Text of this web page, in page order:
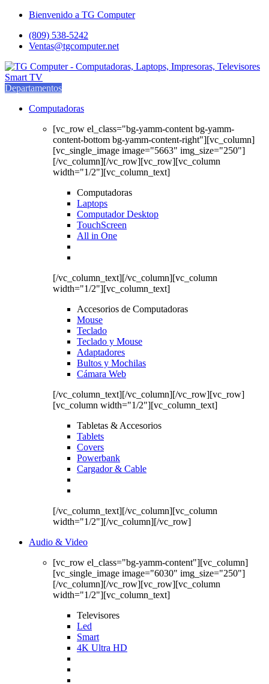
Saltar
navegación
saltar
contenido
Bienvenido a TG Computer
(809) 538-5242
Ventas@tgcomputer.net
Departamentos
Computadoras
[vc_row el_class="bg-yamm-content bg-yamm-
content-bottom bg-yamm-content-right"][vc_column]
[vc_single_image image="5663" img_size="250"]
[/vc_column][/vc_row][vc_row][vc_column
width="1/2"][vc_column_text]
Computadoras
Laptops
Computador Desktop
TouchScreen
All in One
[/vc_column_text][/vc_column][vc_column
width="1/2"][vc_column_text]
Accesorios de Computadoras
Mouse
Teclado
Teclado y Mouse
Adaptadores
Bultos y Mochilas
Cámara Web
[/vc_column_text][/vc_column][/vc_row][vc_row]
[vc_column width="1/2"][vc_column_text]
Tabletas & Accesorios
Tablets
Covers
Powerbank
Cargador & Cable
[/vc_column_text][/vc_column][vc_column
width="1/2"][/vc_column][/vc_row]
Audio & Video
[vc_row el_class="bg-yamm-content"][vc_column]
[vc_single_image image="6030" img_size="250"]
[/vc_column][/vc_row][vc_row][vc_column
width="1/2"][vc_column_text]
Televisores
Led
Smart
4K Ultra HD